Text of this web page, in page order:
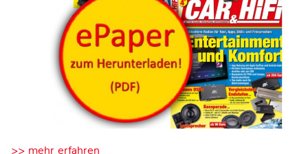
>> mehr erfahren